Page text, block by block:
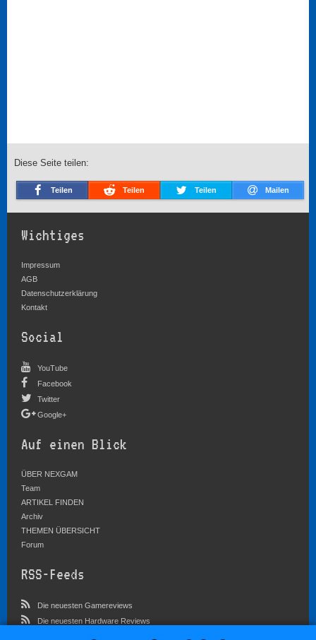
Diese Seite teilen:
Teilen Teilen Teilen Mailen
Wichtiges
Impressum
AGB
Datenschutzerklärung
Kontakt
Social
YouTube
Facebook
Twitter
Google+
Auf einen Blick
ÜBER NEXGAM
Team
ARTIKEL FINDEN
Archiv
THEMEN ÜBERSICHT
Forum
RSS-Feeds
Die neuesten Gamereviews
Die neuesten Hardware Reviews